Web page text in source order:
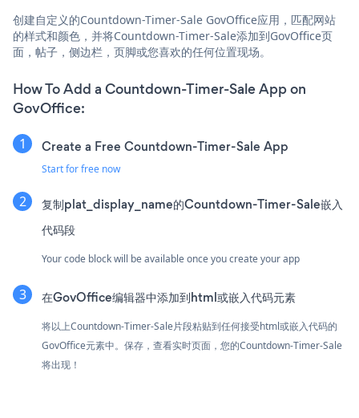
创建自定义的Countdown-Timer-Sale GovOffice应用，匹配网站
的样式和颜色，并将Countdown-Timer-Sale添加到GovOffice页
面，帖子，侧边栏，页脚或您喜欢的任何位置现场。
How To Add a Countdown-Timer-Sale App on
GovOffice:
Create a Free Countdown-Timer-Sale App
Start for free now
复制plat_display_name的Countdown-Timer-Sale嵌入
代码段
Your code block will be available once you create your app
在GovOffice编辑器中添加到html或嵌入代码元素
将以上Countdown-Timer-Sale片段粘贴到任何接受html或嵌入代码的
GovOffice元素中。保存，查看实时页面，您的Countdown-Timer-Sale
将出现！